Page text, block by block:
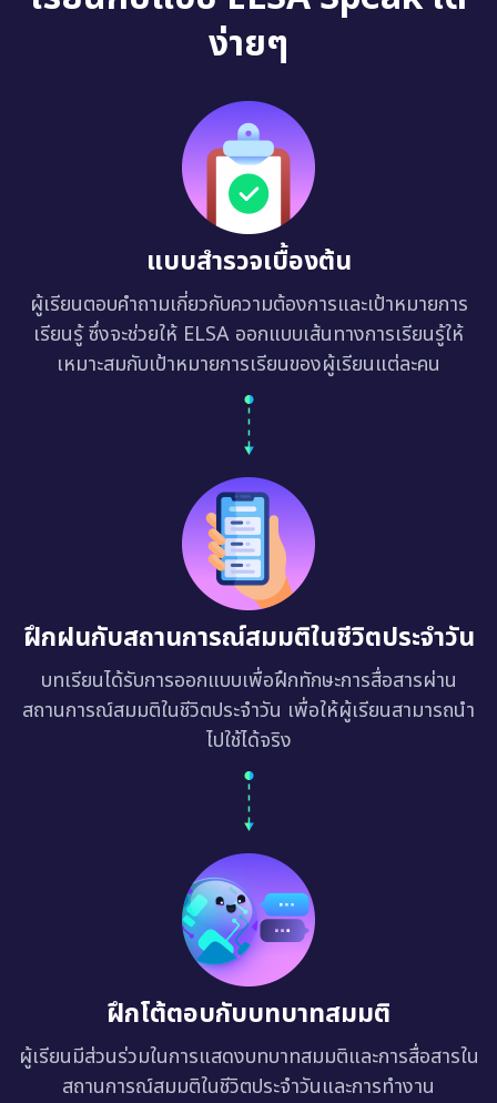
ง่ายๆ
แบบสำรวจเบื้องต้น
ผู้เรียนตอบคำถามเกี่ยวกับความต้องการและเป้าหมายการ
เรียนรู้ ซึ่งจะช่วยให้ ELSA ออกแบบเส้นทางการเรียนรู้ให้
เหมาะสมกับเป้าหมายการเรียนของผู้เรียนแต่ละคน
ฝึกฝนกับสถานการณ์สมมติในชีวิตประจำวัน
บทเรียนได้รับการออกแบบเพื่อฝึกทักษะการสื่อสารผ่าน
สถานการณ์สมมติในชีวิตประจำวัน เพื่อให้ผู้เรียนสามารถนำ
ไปใช้ได้จริง
ฝึกโต้ตอบกับบทบาทสมมติ
ผู้เรียนมีส่วนร่วมในการแสดงบทบาทสมมติและการสื่อสารใน
สถานการณ์สมมติในชีวิตประจำวันและการทำงาน